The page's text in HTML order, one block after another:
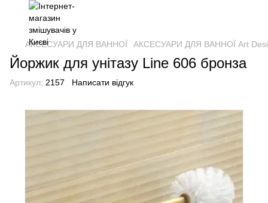
АКСЕСУАРИ ДЛЯ ВАННОЇ АКСЕСУАРИ ДЛЯ ВАННОЇ Art
Йоржик для унітазу Line 606 бронза
Артикул: 2157 Написати відгук